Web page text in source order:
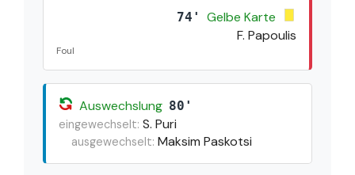
74'
Gelbe Karte
F. Papoulis
Foul
Auswechslung 80'
eingewechselt: S. Puri
ausgewechselt: Maksim Paskotsi